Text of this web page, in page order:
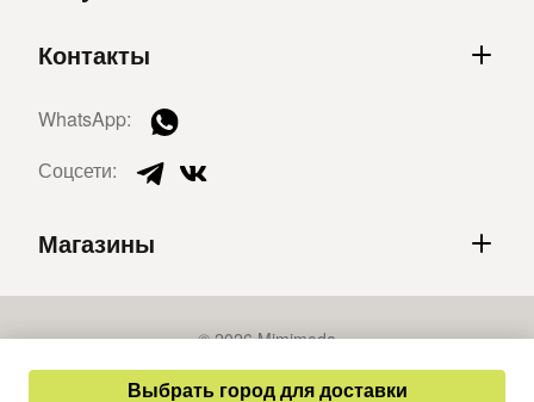
Выбрать город для доставки
Контакты
WhatsApp:
Соцсети:
Магазины
© 2026 Mimimoda
Политика конфиденциальности